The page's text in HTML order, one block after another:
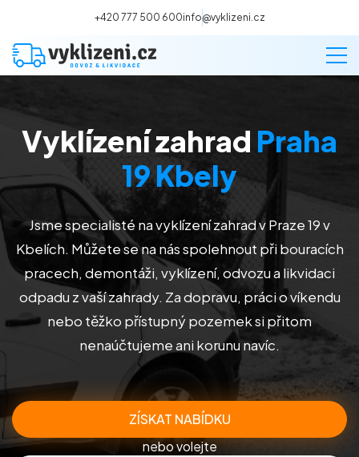
+420 777 500 600info@vyklizeni.cz
Vyklízení
Stěhování
Malování
Deratizace a dezinsekce
Úklid
Příprava nemovitostí na prodej
Vyklízení zahrad Praha
19 Kbely
Jsme specialisté na vyklízení zahrad v Praze 19 v
Kbelích. Můžete se na nás spolehnout při bouracích
pracech, demontáži, vyklízení, odvozu a likvidaci
odpadu z vaší zahrady. Za dopravu, práci o víkendu
nebo těžko přístupný pozemek si přitom
nenaúčtujeme ani korunu navíc.
ZÍSKAT NABÍDKU
nebo volejte